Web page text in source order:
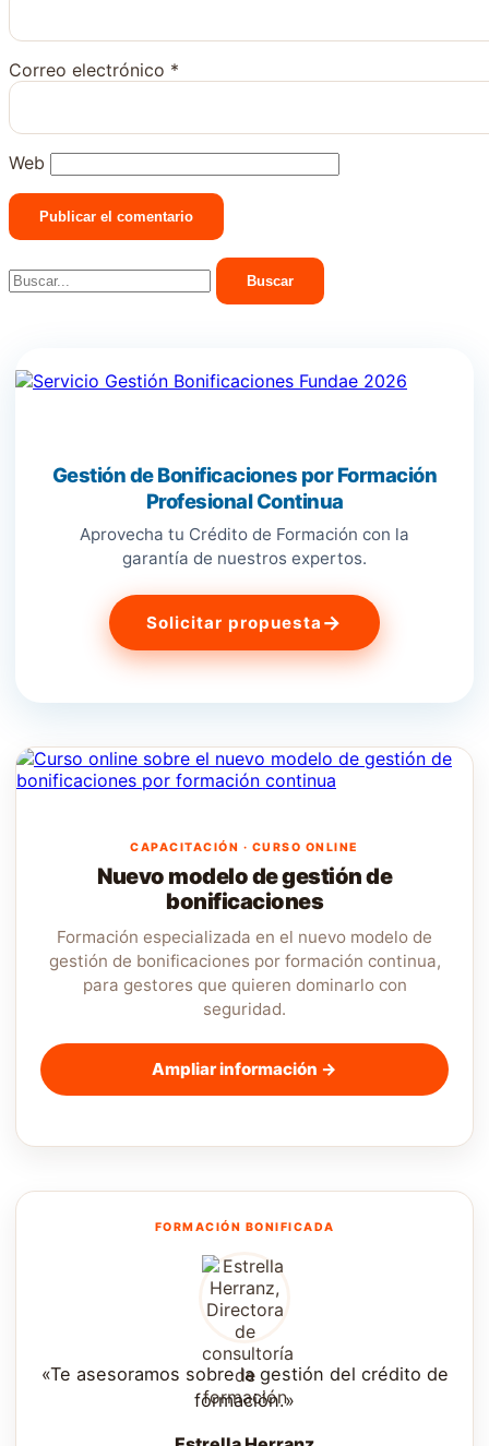
Correo electrónico *
Web
Gestión de Bonificaciones por Formación
Profesional Continua
Aprovecha tu Crédito de Formación con la
garantía de nuestros expertos.
Solicitar propuesta →
CAPACITACIÓN · CURSO ONLINE
Nuevo modelo de gestión de
bonificaciones
Formación especializada en el nuevo modelo de
gestión de bonificaciones por formación continua,
para gestores que quieren dominarlo con
seguridad.
Ampliar información →
FORMACIÓN BONIFICADA
«Te asesoramos sobre la gestión del crédito de
formación.»